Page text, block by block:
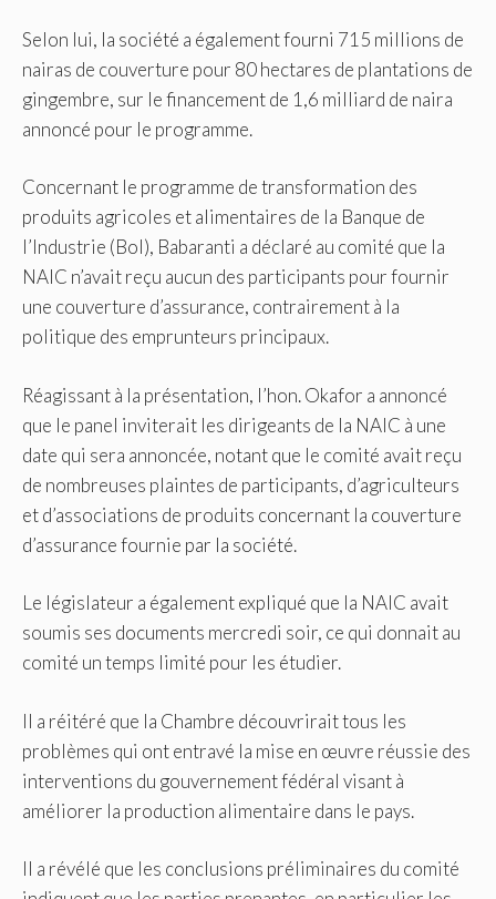
Selon lui, la société a également fourni 715 millions de
nairas de couverture pour 80 hectares de plantations de
gingembre, sur le financement de 1,6 milliard de naira
annoncé pour le programme.
Concernant le programme de transformation des
produits agricoles et alimentaires de la Banque de
l’Industrie (BoI), Babaranti a déclaré au comité que la
NAIC n’avait reçu aucun des participants pour fournir
une couverture d’assurance, contrairement à la
politique des emprunteurs principaux.
Réagissant à la présentation, l’hon. Okafor a annoncé
que le panel inviterait les dirigeants de la NAIC à une
date qui sera annoncée, notant que le comité avait reçu
de nombreuses plaintes de participants, d’agriculteurs
et d’associations de produits concernant la couverture
d’assurance fournie par la société.
Le législateur a également expliqué que la NAIC avait
soumis ses documents mercredi soir, ce qui donnait au
comité un temps limité pour les étudier.
Il a réitéré que la Chambre découvrirait tous les
problèmes qui ont entravé la mise en œuvre réussie des
interventions du gouvernement fédéral visant à
améliorer la production alimentaire dans le pays.
Il a révélé que les conclusions préliminaires du comité